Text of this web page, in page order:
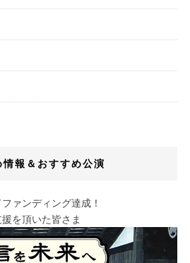
情報＆おすすめ公演
ァンディング達成！
援を頂いた皆さま